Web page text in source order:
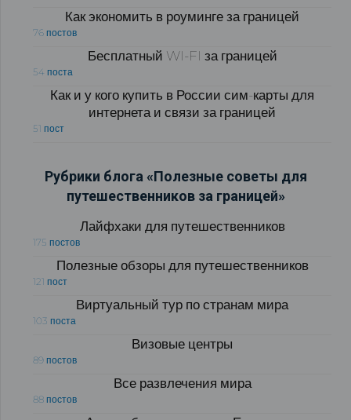
Как экономить в роуминге за границей
76 постов
Бесплатный WI-FI за границей
54 поста
Как и у кого купить в России сим-карты для
интернета и связи за границей
51 пост
Рубрики блога «Полезные советы для
путешественников за границей»
Лайфхаки для путешественников
175 постов
Полезные обзоры для путешественников
121 пост
Виртуальный тур по странам мира
103 поста
Визовые центры
89 постов
Все развлечения мира
88 постов